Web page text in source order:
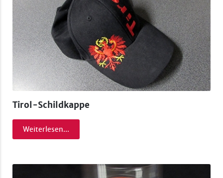
Tirol-Schildkappe
Weiterlesen...